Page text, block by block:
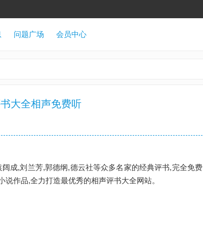
问题广场 会员中心
大全相声免费听
成,刘兰芳,郭德纲,德云社等众多名家的经典评书,完全免费
作品,全力打造最优秀的相声评书大全网站。